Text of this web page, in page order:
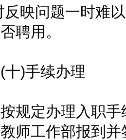
反映问题一时难
聘用。
手续办理
定办理入职手
师工作部报到